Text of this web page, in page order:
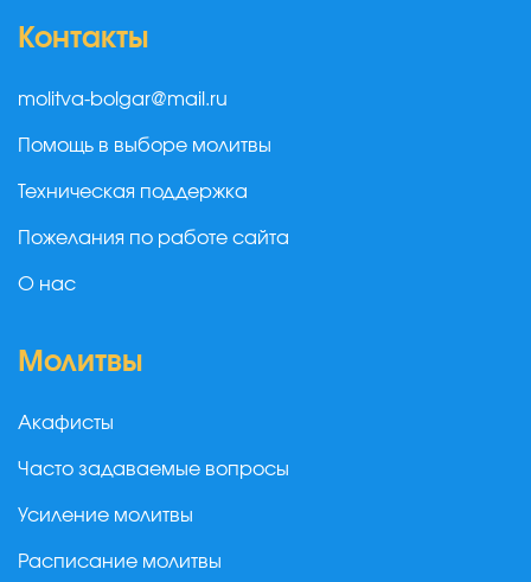
Контакты
molitva-bolgar@mail.ru
Помощь в выборе молитвы
Техническая поддержка
Пожелания по работе сайта
О нас
Молитвы
Акафисты
Часто задаваемые вопросы
Усиление молитвы
Расписание молитвы